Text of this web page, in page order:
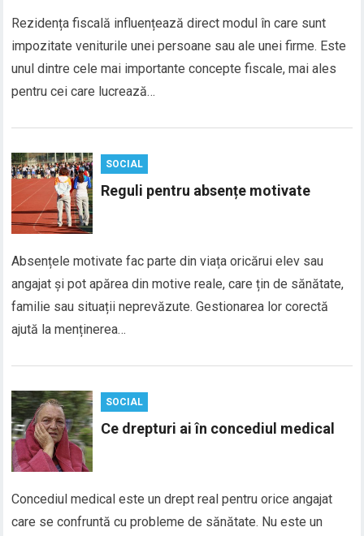
Rezidența fiscală influențează direct modul în care sunt
impozitate veniturile unei persoane sau ale unei firme. Este
unul dintre cele mai importante concepte fiscale, mai ales
pentru cei care lucrează…
SOCIAL
Reguli pentru absențe motivate
Absențele motivate fac parte din viața oricărui elev sau
angajat și pot apărea din motive reale, care țin de sănătate,
familie sau situații neprevăzute. Gestionarea lor corectă
ajută la menținerea…
SOCIAL
Ce drepturi ai în concediul medical
Concediul medical este un drept real pentru orice angajat
care se confruntă cu probleme de sănătate. Nu este un